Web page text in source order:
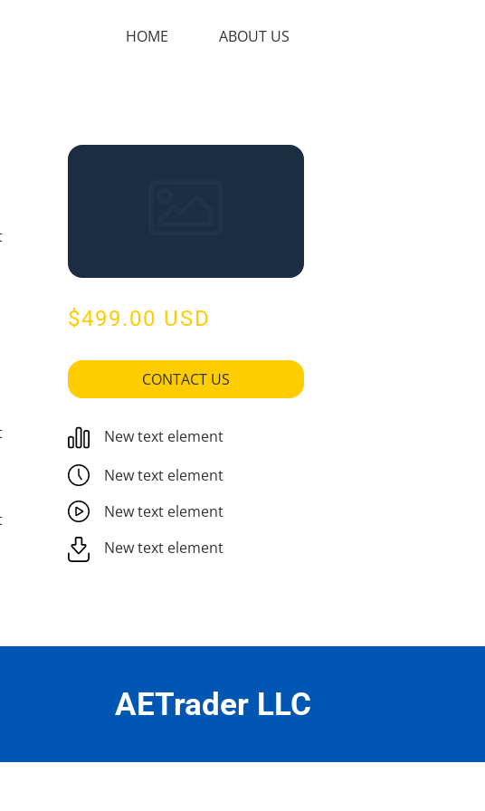
HOME ABOUT US
$499.00 USD
CONTACT US
New text element
New text element
New text element
New text element
AETrader LLC